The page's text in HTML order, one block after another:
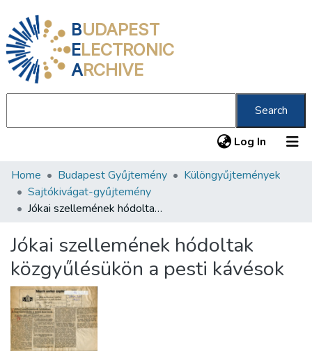
BUDAPEST
ELECTRONIC
ARCHIVE
Search
Log In (current)
Communities & Collections
All of DSpace
About us
Home Budapest Gyűjtemény
Különgyűjtemények
Sajtókivágat-gyűjtemény
Jókai szellemének hódoltak közgyűlésükön a pesti kávésok
Jókai szellemének hódoltak
közgyűlésükön a pesti kávésok